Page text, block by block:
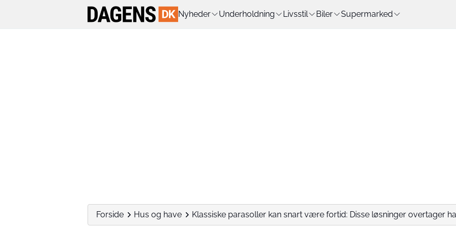
Nyheder Underholdning Livsstil Biler Supermarked
Forside Hus og have Klassiske parasoller kan snart være fortid: Disse løsninger overtager